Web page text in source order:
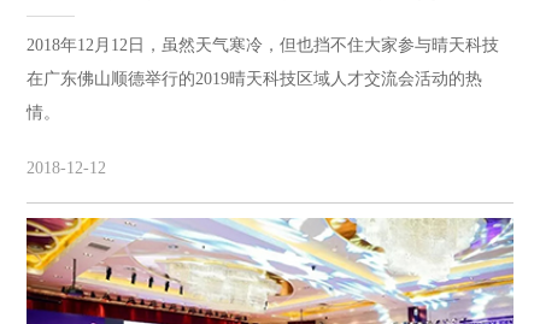
2018年12月12日，虽然天气寒冷，但也挡不住大家参与晴天科技
在广东佛山顺德举行的2019晴天科技区域人才交流会活动的热
情。
2018-12-12